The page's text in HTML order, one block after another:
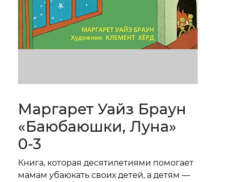
Маргарет Уайз Браун
«Баюбаюшки, Луна»
0-3
Книга, которая десятилетиями помогает
мамам убаюкать своих детей, а детям —